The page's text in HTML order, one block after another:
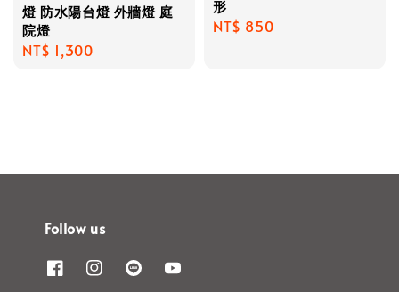
燈 防水陽台燈 外牆燈 庭
院燈
Regular
NT$ 1,300
形
Regular
NT$ 850
Follow us